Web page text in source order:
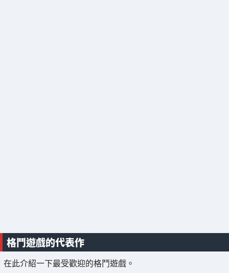
格鬥遊戲的代表作
在此介紹一下最受歡迎的格鬥遊戲。